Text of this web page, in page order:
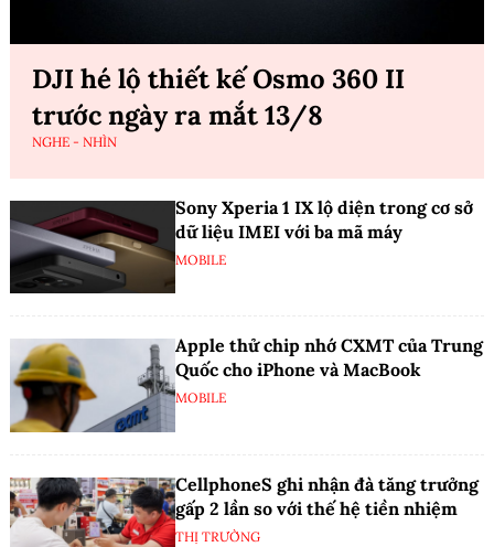
DJI hé lộ thiết kế Osmo 360 II
trước ngày ra mắt 13/8
NGHE - NHÌN
Sony Xperia 1 IX lộ diện trong cơ sở
dữ liệu IMEI với ba mã máy
MOBILE
Apple thử chip nhớ CXMT của Trung
Quốc cho iPhone và MacBook
MOBILE
CellphoneS ghi nhận đà tăng trưởng
gấp 2 lần so với thế hệ tiền nhiệm
THỊ TRƯỜNG